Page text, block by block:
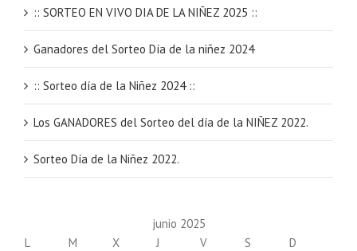
:: SORTEO EN VIVO DIA DE LA NIÑEZ 2025 ::
Ganadores del Sorteo Día de la niñez 2024
:: Sorteo día de la Niñez 2024 ::
Los GANADORES del Sorteo del día de la NIÑEZ 2022.
Sorteo Día de la Niñez 2022.
junio 2025
L
M X J V S D